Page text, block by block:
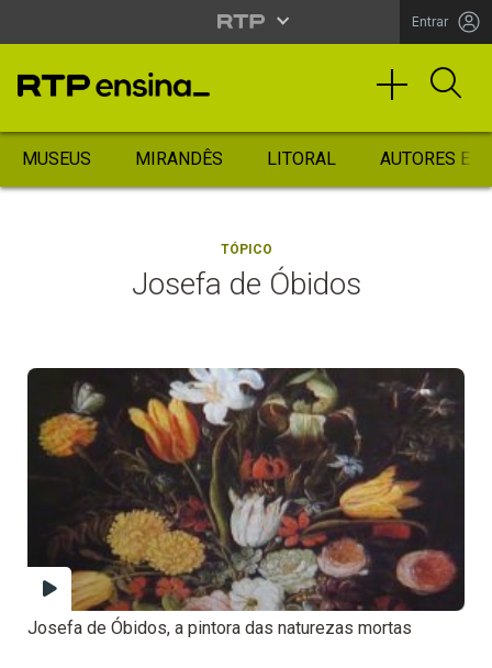
Entrar
MUSEUS MIRANDÊS LITORAL AUTORES
TÓPICO
Josefa de Óbidos
Josefa de Óbidos, a pintora das naturezas mortas